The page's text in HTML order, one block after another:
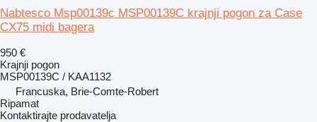
Nabtesco Msp00139c MSP00139C krajnji pogon za Case
CX75 midi bagera
950 €
Krajnji pogon
MSP00139C / KAA1132
Francuska, Brie-Comte-Robert
Ripamat
Kontaktirajte prodavatelja